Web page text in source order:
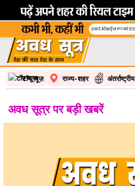
टॉप न्यूज़ राज्य-शहर अंतर्राष्ट्रीय
अवध सूत्र पर बड़ी खबरें